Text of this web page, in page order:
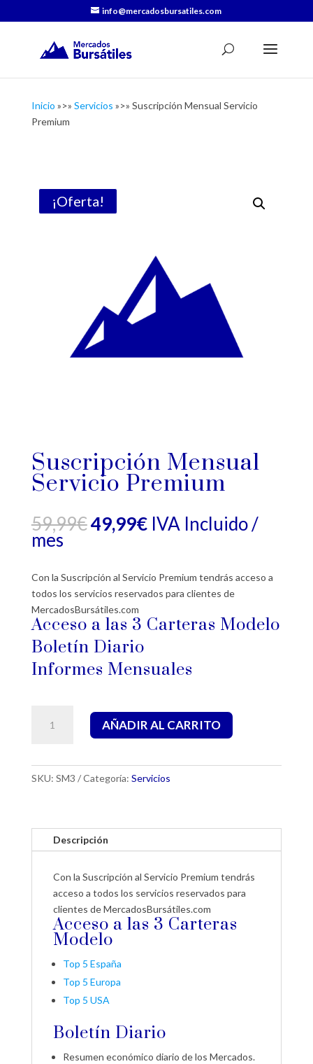
info@mercadosbursatiles.com
Inicio »>» Servicios »>» Suscripción Mensual Servicio
Premium
¡Oferta!
Suscripción Mensual
Servicio Premium
59,99€El
precio
era:
59,99€.
49,99€El
es:
49,99€.
IVA Incluido/
mes
Con la Suscripción al Servicio Premium tendrás acceso a
todos los servicios reservados para clientes de
MercadosBursátiles.com
Acceso a las 3 Carteras Modelo
Boletín Diario
Informes Mensuales
Mensual
cantidad
AÑADIR AL CARRITO
SKU: SM3 Categoría: Servicios
Descripción
Con la Suscripción al Servicio Premium tendrás
acceso a todos los servicios reservados para
clientes de MercadosBursátiles.com
Acceso a las 3 Carteras
Modelo
Top 5 España
Top 5 Europa
Top 5 USA
Boletín Diario
Resumen económico diario de los Mercados.